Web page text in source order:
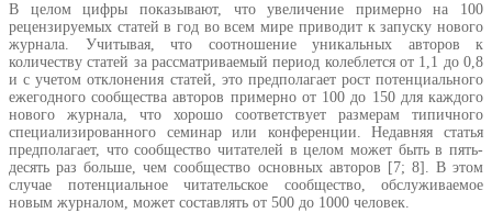
В целом цифры показывают, что увеличение примерно на 100
рецензируемых статей в год во всем мире приводит к запуску нового
журнала. Учитывая, что соотношение уникальных авторов к
количеству статей за рассматриваемый период колеблется от 1,1 до 0,8
и с учетом отклонения статей, это предполагает рост потенциального
ежегодного сообщества авторов примерно от 100 до 150 для каждого
нового журнала, что хорошо соответствует размерам типичного
специализированного семинар или конференции. Недавняя статья
предполагает, что сообщество читателей в целом может быть в пять-
десять раз больше, чем сообщество основных авторов [7; 8]. В этом
случае потенциальное читательское сообщество, обслуживаемое
новым журналом, может составлять от 500 до 1000 человек.